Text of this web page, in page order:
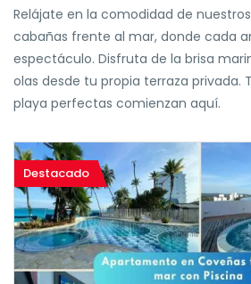
Relájate en la comodidad de
cabañas frente al mar, donde cada
espectáculo. Disfruta de la brisa
olas desde tu propia terraza privada.
playa perfectas comienzan aquí.
Destacado